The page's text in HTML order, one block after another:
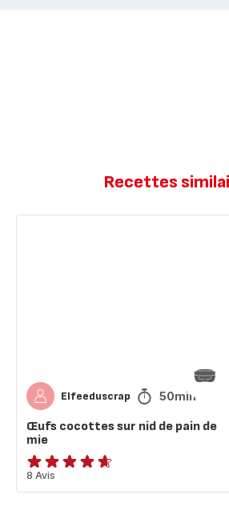
Recettes
Elfeeduscrap 50min
Œufs cocottes sur nid de pain de
mie
ratings.4.6
8 Avis